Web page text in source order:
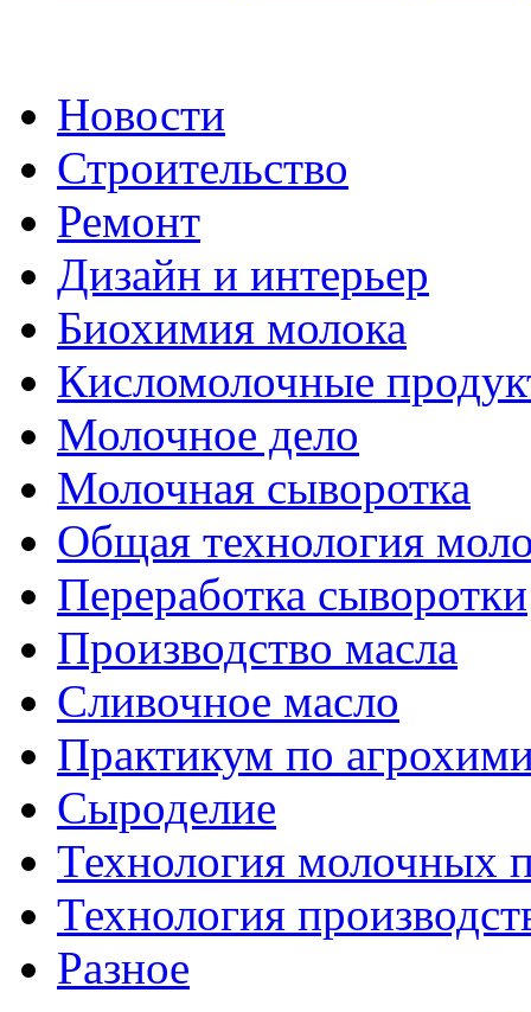
Новости
Строительство
Ремонт
Дизайн и интерьер
Биохимия молока
Кисломолочные
Молочное дело
Молочная сыворотка
Общая технология
Переработка сыворотки
Производство масла
Сливочное масло
Практикум по
Сыроделие
Технология молочных
Технология
Разное